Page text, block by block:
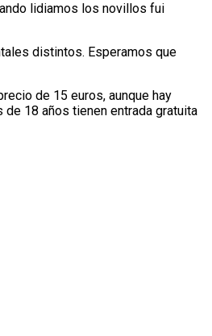
lidiamos los novillos fui
distintos. Esperamos que
de 15 euros, aunque hay
18 años tienen entrada gratuita